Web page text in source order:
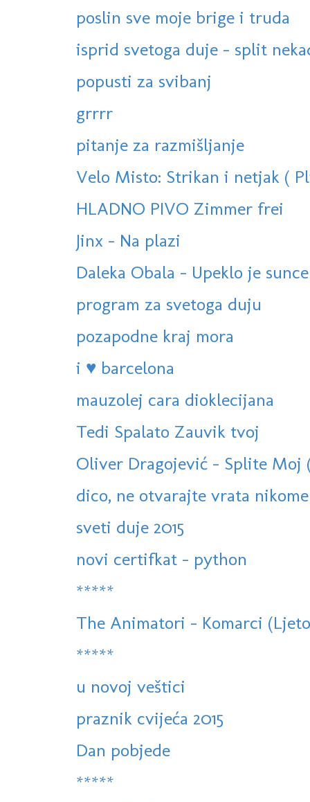
poslin sve moje brige i truda
isprid svetoga duje - split
popusti za svibanj
grrrr
pitanje za razmišljanje
Velo Misto: Strikan i netjak (
HLADNO PIVO Zimmer frei
Jinx - Na plazi
Daleka Obala - Upeklo je sunce
program za svetoga duju
pozapodne kraj mora
i ♥ barcelona
mauzolej cara dioklecijana
Tedi Spalato Zauvik tvoj
Oliver Dragojević - Splite Moj
dico, ne otvarajte vrata nikome
sveti duje 2015
novi certifkat - python
*****
The Animatori - Komarci
*****
u novoj veštici
praznik cvijeća 2015
Dan pobjede
*****